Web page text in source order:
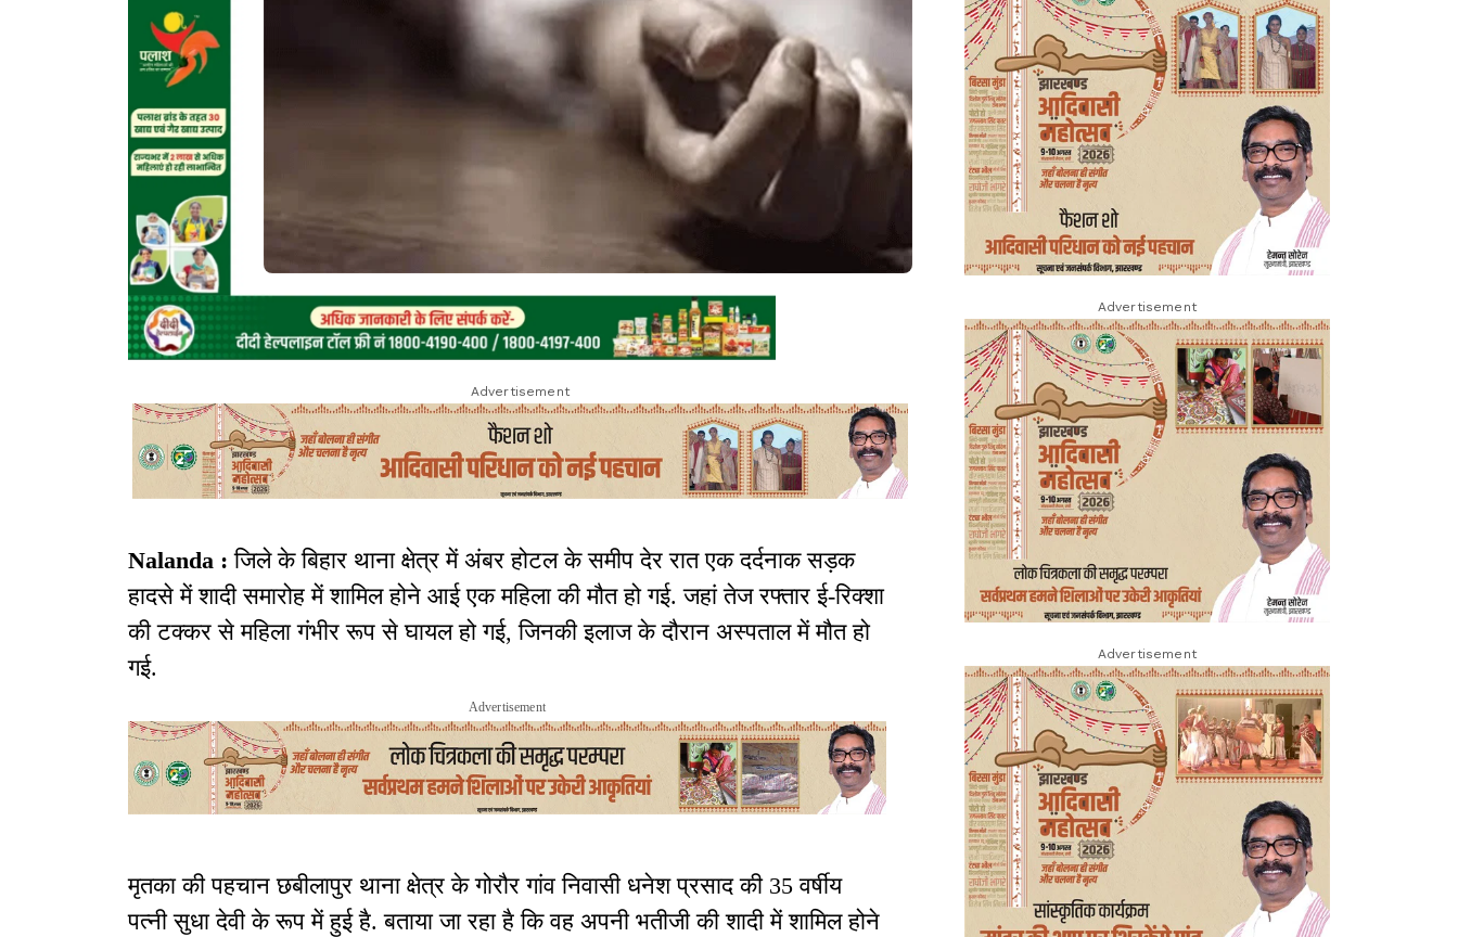
Advertisement
Nalanda : जिले के बिहार थाना क्षेत्र में अंबर होटल के समीप देर रात एक दर्दनाक सड़क
हादसे में शादी समारोह में शामिल होने आई एक महिला की मौत हो गई. जहां तेज रफ्तार ई-रिक्शा
की टक्कर से महिला गंभीर रूप से घायल हो गई, जिनकी इलाज के दौरान अस्पताल में मौत हो
गई.
Advertisement
मृतका की पहचान छबीलापुर थाना क्षेत्र के गोरौर गांव निवासी धनेश प्रसाद की 35 वर्षीय
पत्नी सुधा देवी के रूप में हुई है. बताया जा रहा है कि वह अपनी भतीजी की शादी में शामिल होने
Advertisement
Advertisement